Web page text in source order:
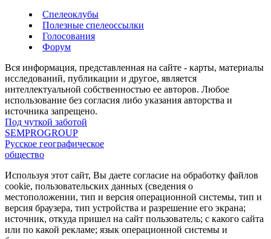
Спелеоклубы
Полезные спелеоссылки
Голосования
Форум
Вся информация, представленная на сайте - карты, материалы
исследований, публикации и другое, является
интеллектуальной собственностью ее авторов. Любое
использование без согласия либо указания авторства и
источника запрещено.
Под чуткой заботой
SEMPROGROUP
Русское географическое
общество
Используя этот сайт, Вы даете согласие на обработку файлов
cookie, пользовательских данных (сведения о
местоположении, тип и версия операционной системы, тип и
версия браузера, тип устройства и разрешение его экрана;
источник, откуда пришел на сайт пользователь; с какого сайта
или по какой рекламе; язык операционной системы и